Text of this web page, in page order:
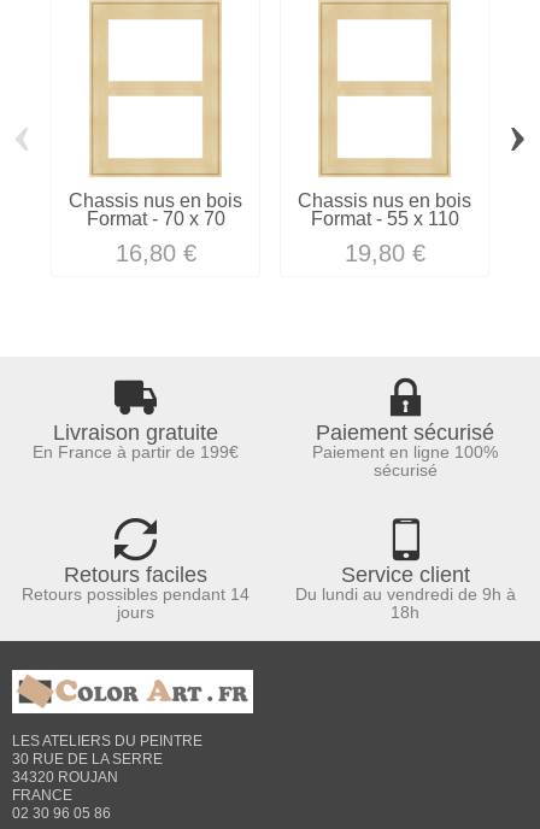
Chassis nus en bois
Format - 70 x 70
16,80 €
Chassis nus en bois
Format - 55 x 110
19,80 €
‹ ›
Livraison gratuite
En France à partir de 199€
Paiement sécurisé
Paiement en ligne 100%
sécurisé
Retours faciles
Retours possibles pendant 14
jours
Service client
Du lundi au vendredi de 9h à
18h
LES ATELIERS DU PEINTRE
30 RUE DE LA SERRE
34320 ROUJAN
FRANCE
02 30 96 05 86